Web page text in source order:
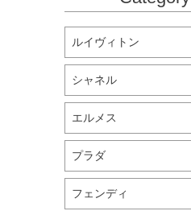
ルイヴィトン
シャネル
エルメス
プラダ
フェンディ